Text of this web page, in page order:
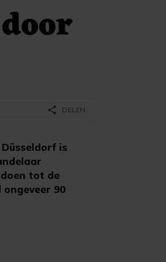
Düsseldorf is
tot de
90
share DELEN